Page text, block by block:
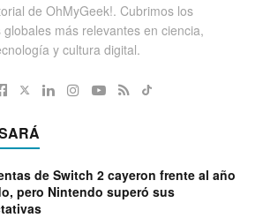
de OhMyGeek!. Cubrimos los
globales más relevantes en ciencia,
y cultura digital.
de Switch 2 cayeron frente al año
pero Nintendo superó sus